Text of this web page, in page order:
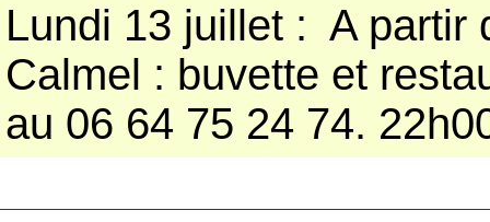
Lundi 13 juillet : A partir
Calmel : buvette et
au 06 64 75 24 74.